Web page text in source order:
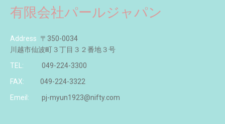
有限会社パールジャパン
Address 〒350-0034
川越市仙波町３丁目３２番地３号
TEL:
049-224-3300
FAX:
049-224-3322
Emeil:
pj-myun1923@nifty.com